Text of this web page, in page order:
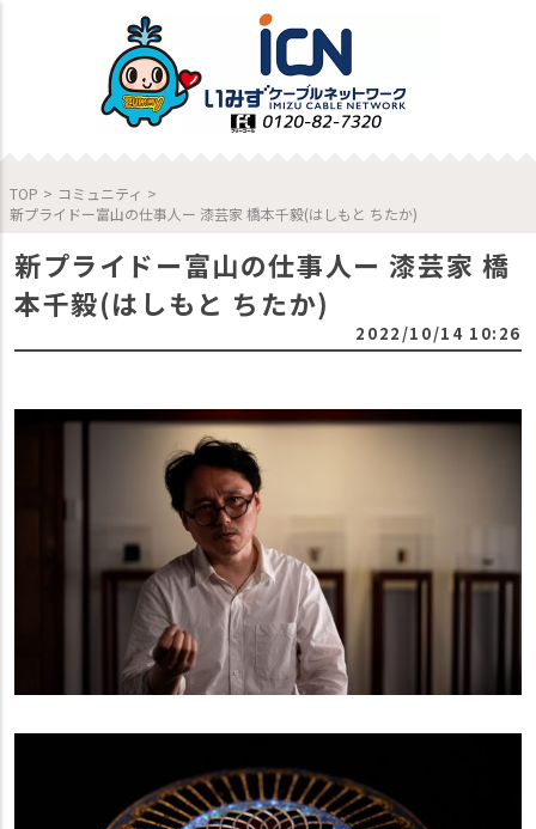
TOP > コミュニティ >
新プライドー富山の仕事人ー 漆芸家 橋本千毅(はしもと ちたか)
新プライドー富山の仕事人ー 漆芸家 橋
本千毅(はしもと ちたか)
2022/10/14 10:26